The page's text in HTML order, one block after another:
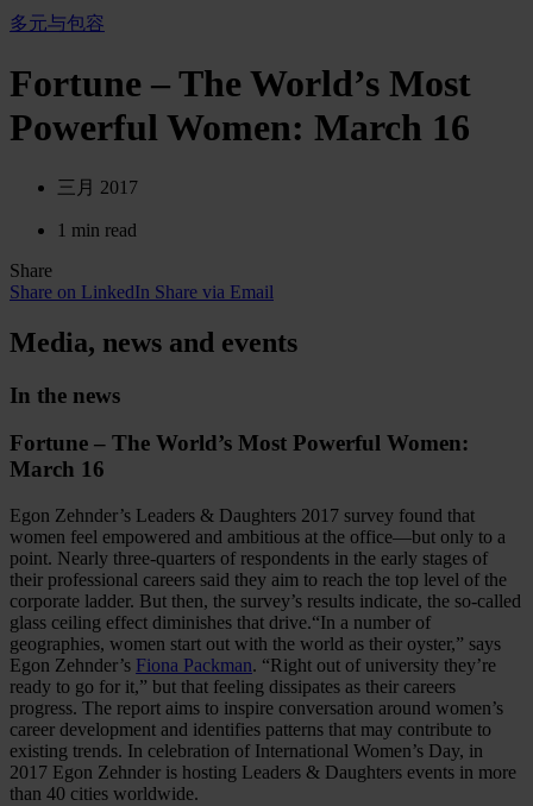
多元与包容
Fortune – The World’s Most
Powerful Women: March 16
三月 2017
1 min read
Share
Share on LinkedIn Share via Email
Media, news and events
In the news
Fortune – The World’s Most Powerful Women:
March 16
Egon Zehnder’s Leaders & Daughters 2017 survey found that
women feel empowered and ambitious at the office—but only to a
point. Nearly three-quarters of respondents in the early stages of
their professional careers said they aim to reach the top level of the
corporate ladder. But then, the survey’s results indicate, the so-called
glass ceiling effect diminishes that drive.“In a number of
geographies, women start out with the world as their oyster,” says
Egon Zehnder’s Fiona Packman. “Right out of university they’re
ready to go for it,” but that feeling dissipates as their careers
progress. The report aims to inspire conversation around women’s
career development and identifies patterns that may contribute to
existing trends. In celebration of International Women’s Day, in
2017 Egon Zehnder is hosting Leaders & Daughters events in more
than 40 cities worldwide.